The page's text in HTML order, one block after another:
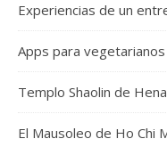
Experiencias de un
Apps para
Templo Shaolin de
El Mausoleo de Ho Chi